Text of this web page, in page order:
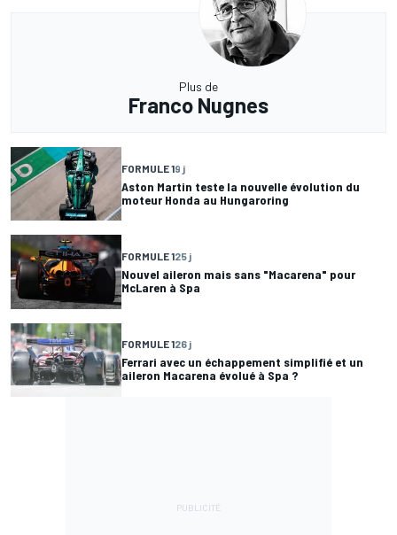
Plus de
Franco Nugnes
FORMULE 19 j
Aston Martin teste la nouvelle évolution du
moteur Honda au Hungaroring
FORMULE 125 j
Nouvel aileron mais sans "Macarena" pour
McLaren à Spa
FORMULE 126 j
Ferrari avec un échappement simplifié et un
aileron Macarena évolué à Spa ?